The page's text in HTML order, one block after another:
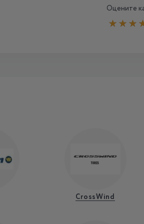
Оцените
CrossWind